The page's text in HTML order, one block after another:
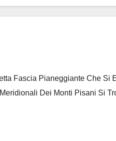
Fascia Pianeggiante Che Si
Dei Monti Pisani Si